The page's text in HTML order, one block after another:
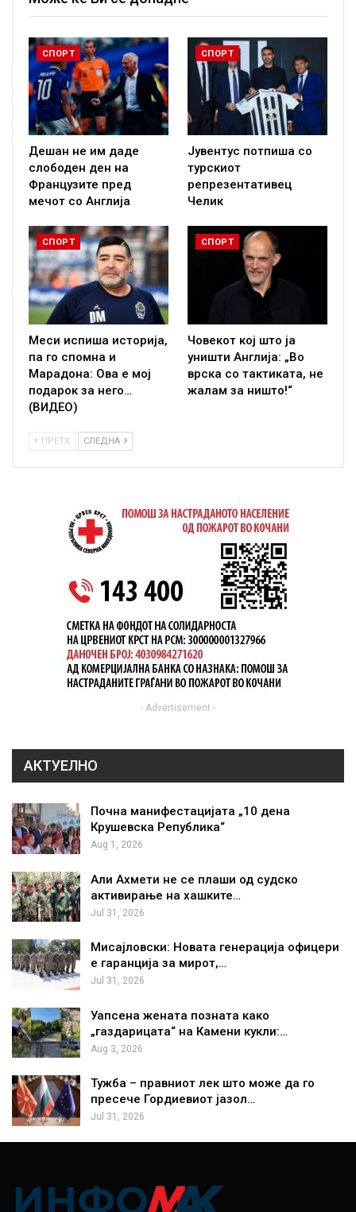
СПОРТ
Дешан не им даде
слободен ден на
Французите пред
мечот со Англија
СПОРТ
Јувентус потпиша со
турскиот
репрезентативец
Челик
СПОРТ
Меси испиша историја,
па го спомна и
Марадона: Ова е мој
подарок за него…
(ВИДЕО)
СПОРТ
Човекот кој што ја
уништи Англија: „Во
врска со тактиката, не
жалам за ништо!“
ПРЕТХ СЛЕДНА
- Advertisement -
АКТУЕЛНО
Почна манифестацијата „10 дена
Крушевска Република“
Aug 1, 2026
Али Ахмети не се плаши од судско
активирање на хашките…
Jul 31, 2026
Мисајловски: Новата генерација офицери
е гаранција за мирот,…
Jul 31, 2026
Уапсена жената позната како
„газдарицата“ на Камени кукли:…
Aug 3, 2026
Тужба – правниот лек што може да го
пресече Гордиевиот јазол…
Jul 31, 2026